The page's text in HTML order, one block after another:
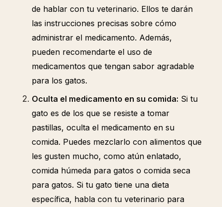
de hablar con tu veterinario. Ellos te darán
las instrucciones precisas sobre cómo
administrar el medicamento. Además,
pueden recomendarte el uso de
medicamentos que tengan sabor agradable
para los gatos.
Oculta el medicamento en su comida: Si tu
gato es de los que se resiste a tomar
pastillas, oculta el medicamento en su
comida. Puedes mezclarlo con alimentos que
les gusten mucho, como atún enlatado,
comida húmeda para gatos o comida seca
para gatos. Si tu gato tiene una dieta
específica, habla con tu veterinario para